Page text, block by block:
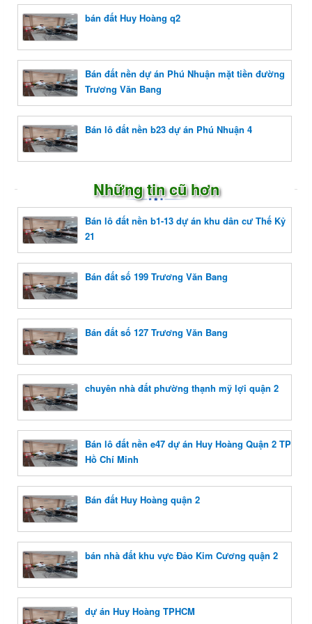
bán đất Huy Hoàng q2
Bán đất nền dự án Phú Nhuận mặt tiền đường
Trương Văn Bang
Bán lô đất nền b23 dự án Phú Nhuận 4
Những tin cũ hơn
Bán lô đất nền b1-13 dự án khu dân cư Thế Kỷ
21
Bán đất số 199 Trương Văn Bang
Bán đất số 127 Trương Văn Bang
chuyên nhà đất phường thạnh mỹ lợi quận 2
Bán lô đất nền e47 dự án Huy Hoàng Quận 2 TP
Hồ Chí Minh
Bán đất Huy Hoàng quận 2
bán nhà đất khu vực Đảo Kim Cương quận 2
dự án Huy Hoàng TPHCM